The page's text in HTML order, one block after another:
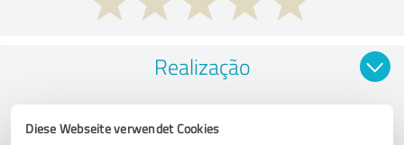
Diese Webseite verwendet Cookies
Realização